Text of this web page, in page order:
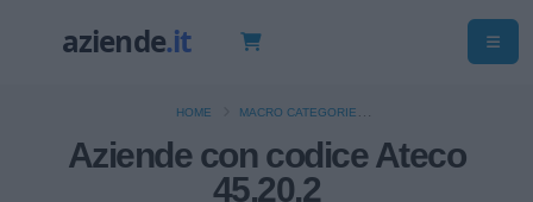
Aziende con codice Ateco
45.20.2
HOME MACRO CATEGORIE
COMMERCIO ALL'INGROSSO E AL DETTAGLIO E RIPARAZIONE DI AUTOVEICOLI E
MOTOCICLI